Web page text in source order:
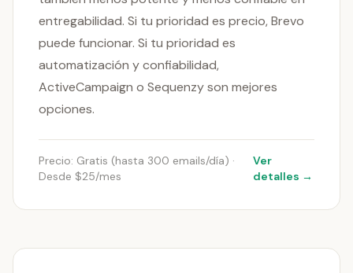
entregabilidad. Si tu prioridad es precio, Brevo
puede funcionar. Si tu prioridad es
automatización y confiabilidad,
ActiveCampaign o Sequenzy son mejores
opciones.
Precio: Gratis (hasta 300 emails/día) ·
Desde $25/mes
Ver
detalles →